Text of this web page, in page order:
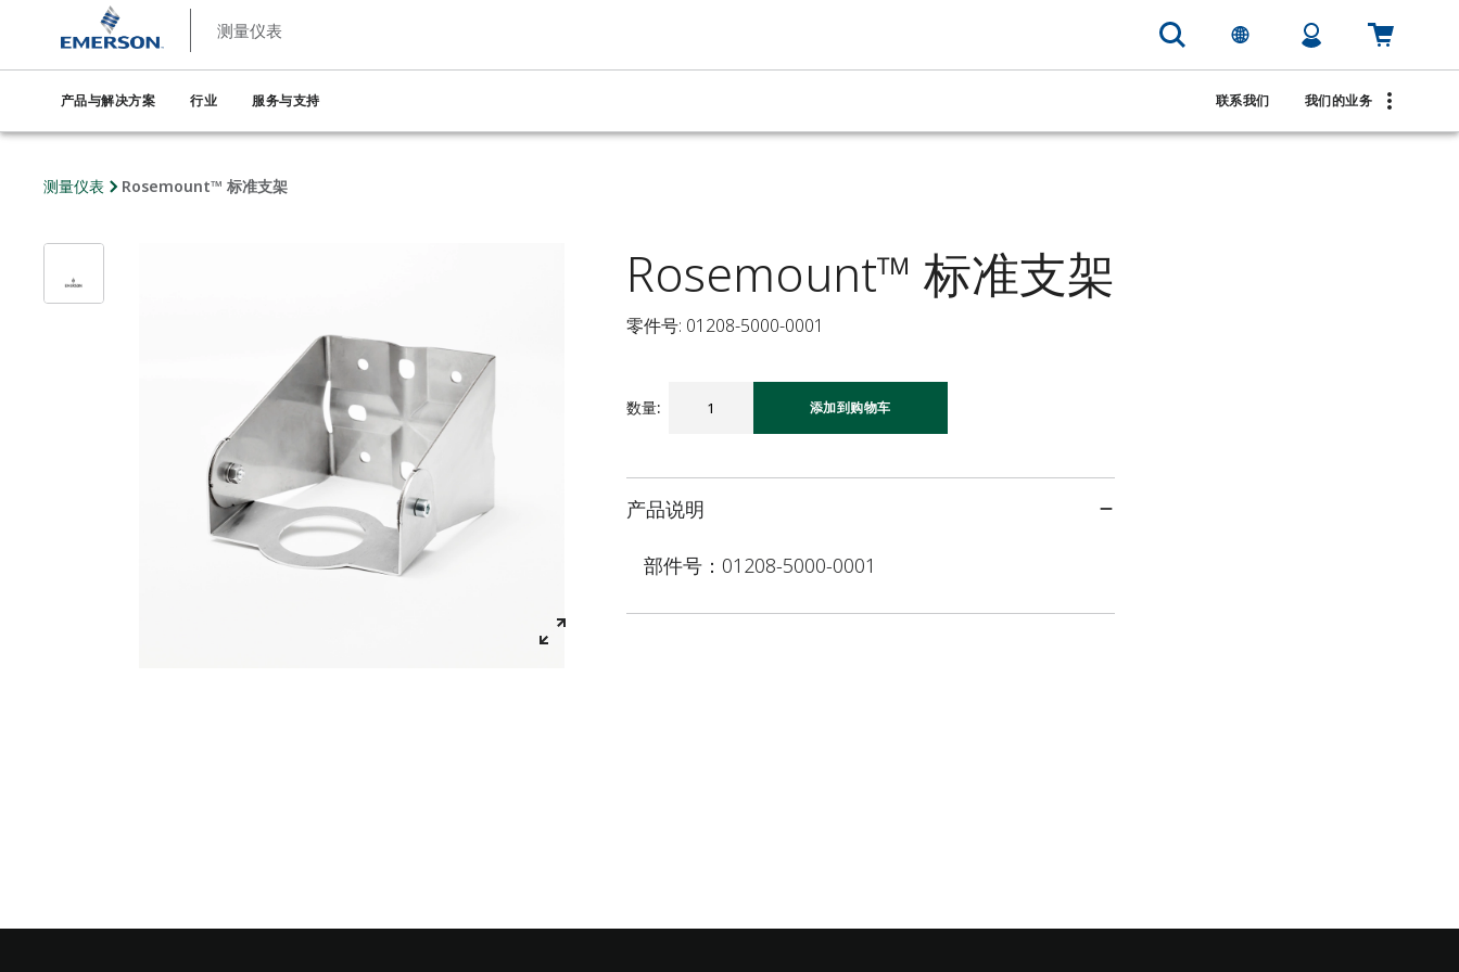
测量仪表
产品与解决方案 行业 服务与支持 联系我们 我们的业务
测量仪表 Rosemount™ 标准支架
Rosemount™ 标准支架
零件号: 01208-5000-0001
数量: 添加到购物车
产品说明
部件号：01208-5000-0001